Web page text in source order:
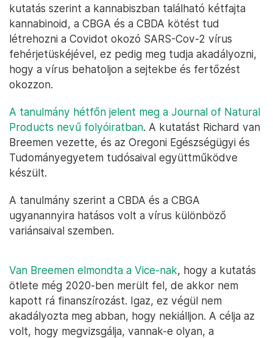
kutatás szerint a kannabiszban található kétfajta
kannabinoid, a CBGA és a CBDA kötést tud
létrehozni a Covidot okozó SARS-Cov-2 vírus
fehérjetüskéjével, ez pedig meg tudja akadályozni,
hogy a vírus behatoljon a sejtekbe és fertőzést
okozzon.
A tanulmány hétfőn jelent meg a Journal of Natural
Products nevű folyóiratban. A kutatást Richard van
Breemen vezette, és az Oregoni Egészségügyi és
Tudományegyetem tudósaival együttműködve
készült.
A tanulmány szerint a CBDA és a CBGA
ugyanannyira hatásos volt a vírus különböző
variánsaival szemben.
Van Breemen elmondta a Vice-nak, hogy a kutatás
ötlete még 2020-ben merült fel, de akkor nem
kapott rá finanszírozást. Igaz, ez végül nem
akadályozta meg abban, hogy nekiálljon. A célja az
volt, hogy megvizsgálja, vannak-e olyan, a